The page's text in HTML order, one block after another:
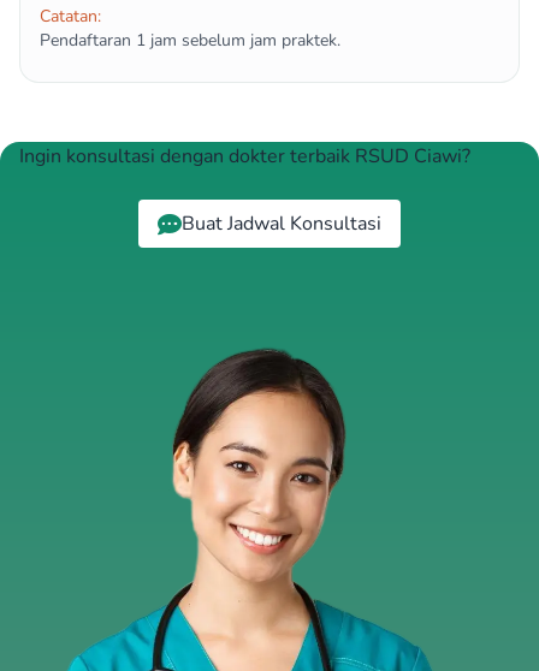
Catatan:
Pendaftaran 1 jam sebelum jam praktek.
Ingin konsultasi dengan dokter terbaik RSUD Ciawi?
Buat Jadwal Konsultasi